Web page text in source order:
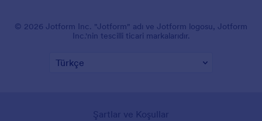
© 2026 Jotform Inc. "Jotform" adı ve Jotform logosu, Jotform
Inc.'nin tescilli ticari markalarıdır.
Şartlar ve Koşullar